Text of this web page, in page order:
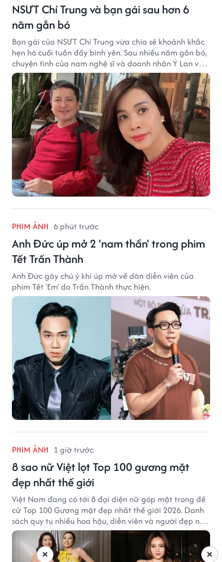
NSƯT Chí Trung và bạn gái sau hơn 6
năm gắn bó
Bạn gái của NSƯT Chí Trung vừa chia sẻ khoảnh khắc
hẹn hò cuối tuần đầy bình yên. Sau nhiều năm gắn bó,
chuyện tình của nam nghệ sĩ và doanh nhân Ý Lan vẫn
nhận được sự quan tâm từ công chúng.
PHIM ẢNH 6 phút trước
Anh Đức úp mở 2 'nam thần' trong phim
Tết Trấn Thành
Anh Đức gây chú ý khi úp mở về dàn diễn viên của
phim Tết 'Em' do Trấn Thành thực hiện.
PHIM ẢNH 1 giờ trước
8 sao nữ Việt lọt Top 100 gương mặt
đẹp nhất thế giới
Việt Nam đang có tới 8 đại diện nữ góp mặt trong đề
cử Top 100 Gương mặt đẹp nhất thế giới 2026. Danh
sách quy tụ nhiều hoa hậu, diễn viên và người đẹp nổi
tiếng của showbiz Việt.
×
×